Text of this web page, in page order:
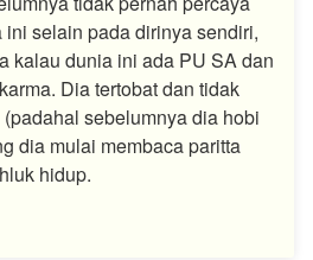
selain pada dirinya sendiri,
kalau dunia ini ada PU SA dan
Dia tertobat dan tidak
sebelumnya dia hobi
dia mulai membaca paritta
hidup.